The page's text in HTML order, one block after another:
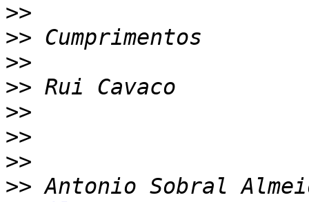
>>
>>
>>
>>
>>
>>
>>
>> Antonio Sobral